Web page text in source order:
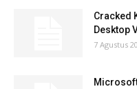
Cracked
Desktop
7 Agustus